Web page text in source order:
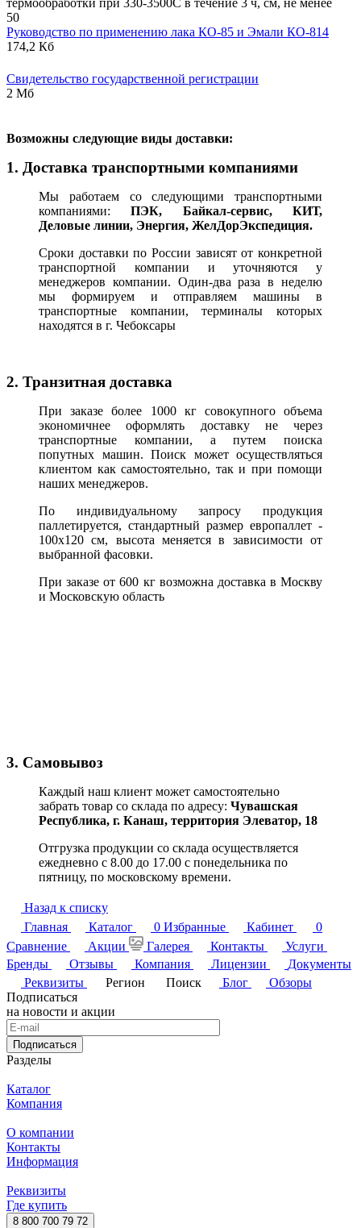
50
Руководство по применению лака КО-85 и Эмали КО-814
174,2 Кб
Свидетельство государственной регистрации
2 Мб
Возможны следующие виды доставки:
1. Доставка транспортными компаниями
Мы работаем со следующими транспортными
компаниями:ПЭК, Байкал-сервис, КИТ,
Деловые линии, Энергия, ЖелДорЭкспедиция.
Сроки доставки по России зависят от конкретной
транспортной компании и уточняются у
менеджеров компании. Один-два раза в неделю
мы формируем и отправляем машины в
транспортные компании, терминалы которых
находятся в г. Чебоксары
2. Транзитная доставка
При заказе более 1000 кг совокупного объема
экономичнее оформлять доставку не через
транспортные компании, а путем поиска
попутных машин. Поиск может осуществляться
клиентом как самостоятельно, так и при помощи
наших менеджеров.
По индивидуальному запросу продукция
паллетируется, стандартный размер европаллет -
100х120 см, высота меняется в зависимости от
выбранной фасовки.
При заказе от 600 кг возможна доставка в Москву
и Московскую область
3. Самовывоз
Каждый наш клиент может самостоятельно
забрать товар со склада по адресу: Чувашская
Республика, г. Канаш, территория Элеватор, 18
Отгрузка продукции со склада осуществляется
ежедневно с 8.00 до 17.00 с понедельника по
пятницу, по московскому времени.
Назад к списку
Главная
Каталог 0 Избранные Кабинет
0
Сравнение
Акции Галерея Контакты
Услуги
Бренды
Отзывы Компания Лицензии
Документы
Реквизиты
Регион Поиск Блог
Обзоры
Подписаться
на новости и акции
Подписаться
Разделы
Каталог
Компания
О компании
Контакты
Информация
Реквизиты
Где купить
8 800 700 79 72